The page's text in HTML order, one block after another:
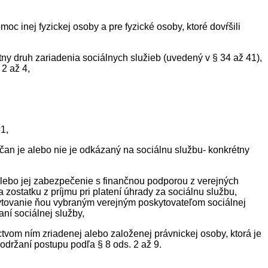
inej fyzickej osoby a pre fyzické osoby, ktoré dovŕšili
druh zariadenia sociálnych služieb (uvedený v § 34 až 41),
až 4,
je alebo nie je odkázaný na sociálnu službu- konkrétny
jej zabezpečenie s finančnou podporou z verejných
z príjmu pri platení úhrady za sociálnu službu,
ňou vybraným verejným poskytovateľom sociálnej
sociálnej služby,
ním zriadenej alebo založenej právnickej osoby, ktorá je
postupu podľa § 8 ods. 2 až 9.